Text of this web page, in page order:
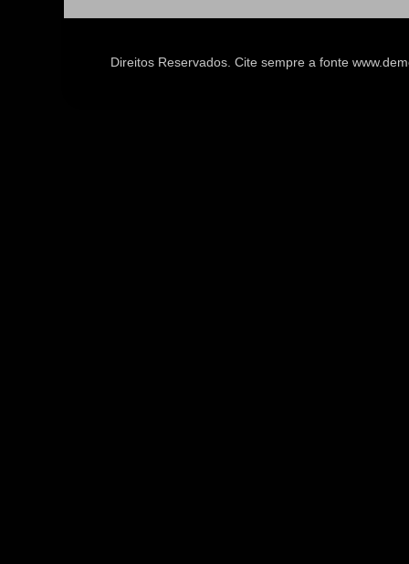
Direitos Reservados. Cite sempre a fonte